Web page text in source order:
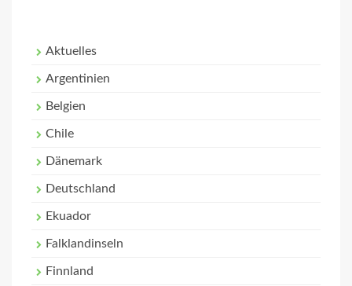
Aktuelles
Argentinien
Belgien
Chile
Dänemark
Deutschland
Ekuador
Falklandinseln
Finnland